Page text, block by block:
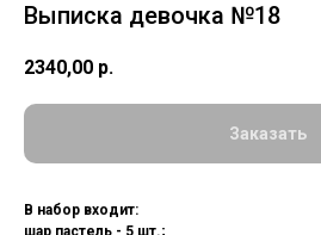
Выписка девочка №18
2340,00 р.
Заказать
В набор входит: